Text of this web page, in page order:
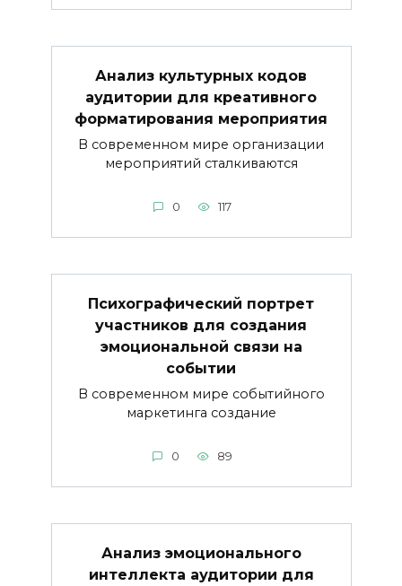
Анализ культурных кодов
аудитории для креативного
форматирования мероприятия
В современном мире организации
мероприятий сталкиваются
0 117
Психографический портрет
участников для создания
эмоциональной связи на
событии
В современном мире событийного
маркетинга создание
0 89
Анализ эмоционального
интеллекта аудитории для